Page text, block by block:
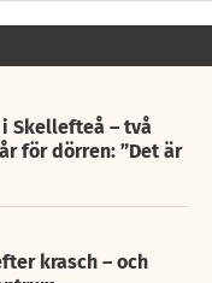
Skellefteå – två
för dörren: ”Det är
krasch – och